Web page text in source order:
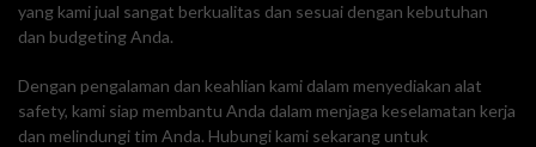
yang kami jual sangat berkualitas dan sesuai dengan kebutuhan
dan budgeting Anda.
Dengan pengalaman dan keahlian kami dalam menyediakan alat
safety, kami siap membantu Anda dalam menjaga keselamatan kerja
dan melindungi tim Anda. Hubungi kami sekarang untuk